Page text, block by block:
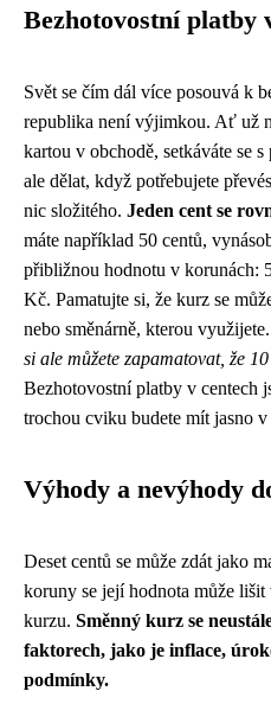
Bezhotovostní platby
Svět se čím dál více posouvá k
republika není výjimkou. Ať už
kartou v obchodě, setkáváte se
ale dělat, když potřebujete
nic složitého. Jeden cent se
máte například 50 centů,
přibližnou hodnotu v korunách:
Kč. Pamatujte si, že kurz se
nebo směnárně, kterou využijete.
si ale můžete zapamatovat, že
Bezhotovostní platby v centech
trochou cviku budete mít jasno
Výhody a nevýhody
Deset centů se může zdát jako
koruny se její hodnota může
kurzu. Směnný kurz se
faktorech, jako je inflace,
podmínky.